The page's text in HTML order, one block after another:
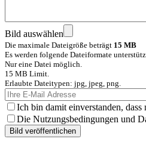
Bild auswählen
Die maximale Dateigröße beträgt 15 MB
Es werden folgende Dateiformate
Nur eine Datei möglich.
15 MB Limit.
Erlaubte Dateitypen: jpg, jpeg, png.
Ich bin damit einverstanden,
Die Nutzungsbedingungen und